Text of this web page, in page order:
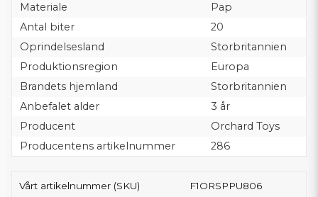
Materiale
Pap
Antal biter
20
Oprindelsesland
Storbritannien
Produktionsregion
Europa
Brandets hjemland
Storbritannien
Anbefalet alder
3 år
Producent
Orchard Toys
Producentens artikelnummer
286
Vårt artikelnummer (SKU) F1ORSPPU806